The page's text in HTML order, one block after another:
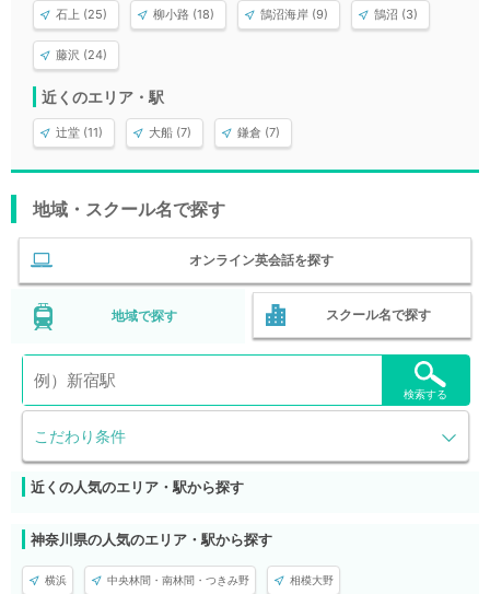
石上 (25) 柳小路 (18) 鵠沼海岸 (9) 鵠沼 (3)
藤沢 (24)
近くのエリア・駅
辻堂 (11) 大船 (7) 鎌倉 (7)
地域・スクール名で探す
オンライン英会話を探す
地域で探す スクール名で探す
こだわり条件
検索する
近くの人気のエリア・駅から探す
神奈川県の人気のエリア・駅から探す
横浜 中央林間・南林間・つきみ野 相模大野